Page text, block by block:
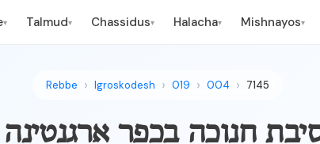
▾ Talmud▾ Chassidus▾ Halacha▾ Mishnayos▾
Rebbe Igroskodesh 019 004 7145
חנוכה בכפר ארגנטינה